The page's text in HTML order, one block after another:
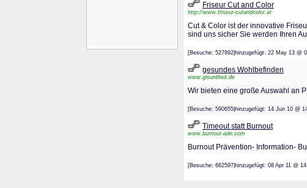
Friseur Cut and Color
http://www.friseur-cutandcolor.at
Cut & Color ist der innovative
sind uns sicher Sie werden Ihren
[Besuche: 527892|hinzugefügt: 22 May
gesundes Wohlbefinden
www.gisuntheit.de
Wir bieten eine große Auswahl an
[Besuche: 590655|hinzugefügt: 14 Jun
Timeout statt Burnout
www.burnout-ade.com
Burnout Prävention- Information-
[Besuche: 662597|hinzugefügt: 08 Apr 11